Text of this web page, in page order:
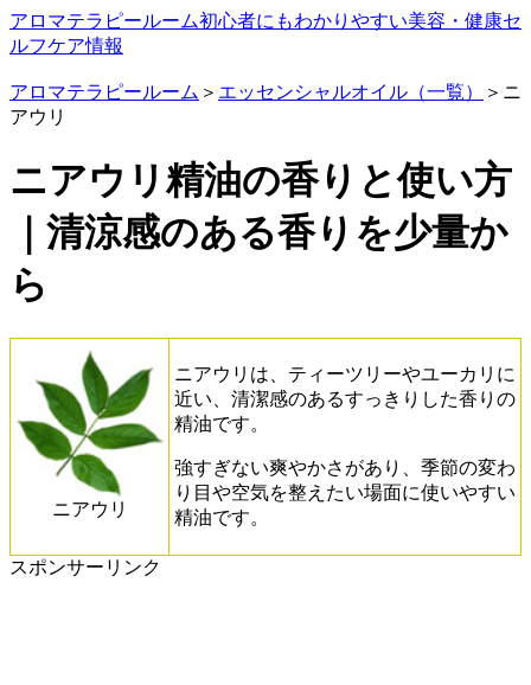
アロマテラピールーム初心者にもわかりやすい美容・健康セ
ルフケア情報
アロマテラピールーム ＞ エッセンシャルオイル（一覧）
＞ニ
アウリ
ニアウリ精油の香りと使い方
｜清涼感のある香りを少量か
ら
ニアウリ
ニアウリは、ティーツリーやユーカリに
近い、清潔感のあるすっきりした香りの
精油です。
強すぎない爽やかさがあり、季節の変わ
り目や空気を整えたい場面に使いやすい
精油です。
スポンサーリンク